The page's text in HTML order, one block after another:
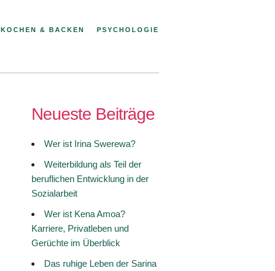
KOCHEN & BACKEN PSYCHOLOGIE
Neueste Beiträge
Wer ist Irina Swerewa?
Weiterbildung als Teil der
beruflichen Entwicklung in der
Sozialarbeit
Wer ist Kena Amoa?
Karriere, Privatleben und
Gerüchte im Überblick
Das ruhige Leben der Sarina